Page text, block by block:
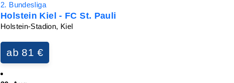
2. Bundesliga
Holstein Kiel - FC St. Pauli
Holstein-Stadion, Kiel
ab 81 €